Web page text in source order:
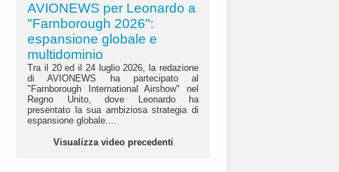
AVIONEWS per Leonardo a
"Farnborough 2026":
espansione globale e
multidominio
Tra il 20 ed il 24 luglio 2026, la redazione
di AVIONEWS ha partecipato al
"Farnborough International Airshow" nel
Regno Unito, dove Leonardo ha
presentato la sua ambiziosa strategia di
espansione globale....
Visualizza video precedenti